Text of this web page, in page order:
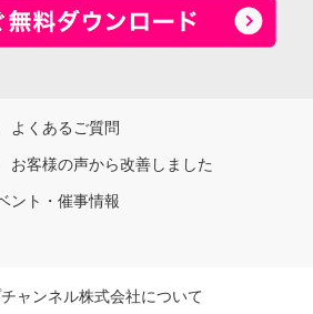
よくあるご質問
お客様の声から改善しました
ント・催事情報
ャンネル株式会社について